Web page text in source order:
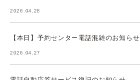
2026.04.28
【本日】予約センター電話混雑のお知らせ
2026.04.27